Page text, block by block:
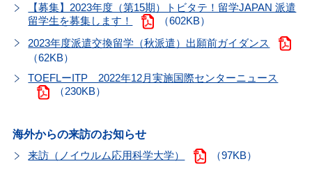
【募集】2023年度（第15期）トビタテ！留学JAPAN 派遣
留学生を募集します！
（602KB）
2023年度派遣交換留学（秋派遣）出願前ガイダンス
（62KB）
TOEFLーITP 2022年12月実施国際センターニュース
（230KB）
海外からの来訪のお知らせ
来訪（ノイウルム応用科学大学）
（97KB）